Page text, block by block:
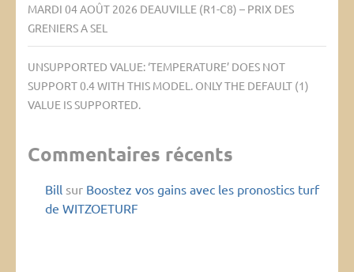
MARDI 04 AOÛT 2026 DEAUVILLE (R1-C8) – PRIX DES
GRENIERS A SEL
UNSUPPORTED VALUE: ‘TEMPERATURE’ DOES NOT
SUPPORT 0.4 WITH THIS MODEL. ONLY THE DEFAULT (1)
VALUE IS SUPPORTED.
Commentaires récents
Bill sur Boostez vos gains avec les pronostics turf
de WITZOETURF